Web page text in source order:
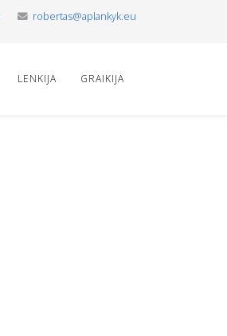
robertas@aplankyk.eu
LENKIJA GRAIKIJA